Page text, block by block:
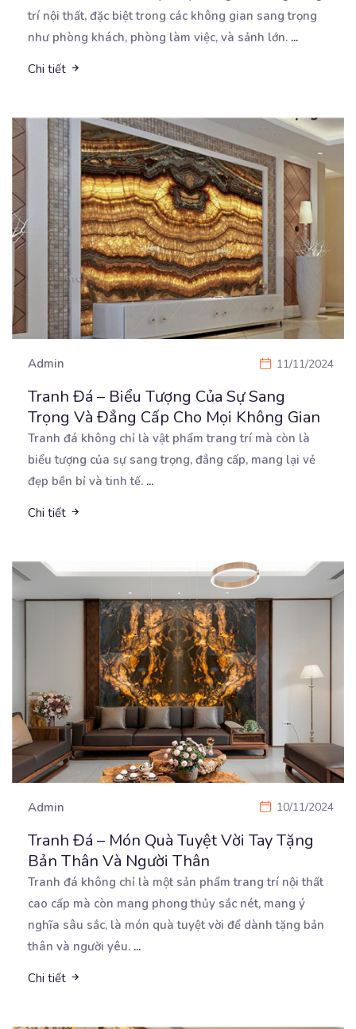
trí nội thất, đặc biệt trong các không gian sang trọng
như phòng khách, phòng làm việc, và sảnh lớn. ...
Chi tiết
Admin 11/11/2024
Tranh Đá – Biểu Tượng Của Sự Sang
Trọng Và Đẳng Cấp Cho Mọi Không Gian
Tranh đá không chỉ là vật phẩm trang trí mà còn là
biểu tượng của sự sang trọng, đẳng cấp, mang lại vẻ
đẹp bền bỉ và tinh tế. ...
Chi tiết
Admin 10/11/2024
Tranh Đá – Món Quà Tuyệt Vời Tay Tặng
Bản Thân Và Người Thân
Tranh đá không chỉ là một sản phẩm trang trí nội thất
cao cấp mà còn mang phong thủy sắc nét, mang ý
nghĩa sâu sắc, là món quà tuyệt vời để dành tặng bản
thân và người yêu. ...
Chi tiết